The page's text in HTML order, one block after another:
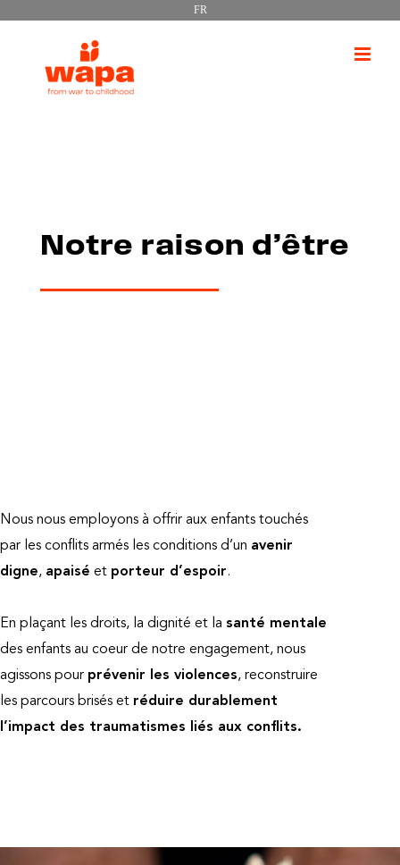
FR
Notre raison d’être
Nous nous employons à offrir aux enfants touchés
par les conflits armés les conditions d’un avenir
digne, apaisé et porteur d’espoir.
En plaçant les droits, la dignité et la santé mentale
des enfants au coeur de notre engagement, nous
agissons pour prévenir les violences, reconstruire
les parcours brisés et réduire durablement
l’impact des traumatismes liés aux conflits.